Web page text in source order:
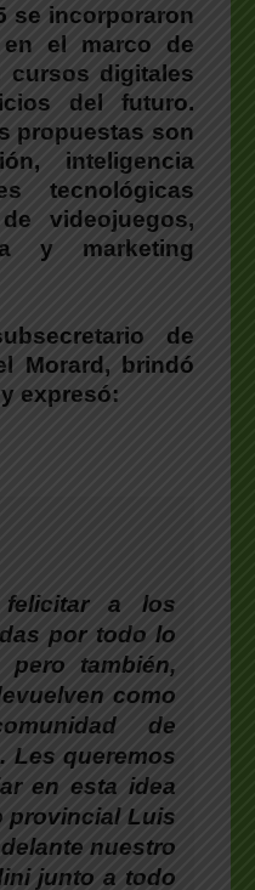
se incorporaron
en el marco de
cursos digitales
del futuro.
propuestas son
inteligencia
tecnológicas
videojuegos,
y marketing
de
Morard, brindó
expresó:
felicitar a los
por todo lo
también,
como
de
Les queremos
en esta idea
provincial Luis
nuestro
junto a todo